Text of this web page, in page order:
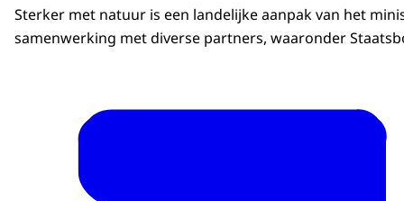
Meer gezonde natuur is goed voor iedereen.
Zorgen wij voor natuur, dan zorgt natuur voor
Sterker met natuur is een landelijke aanpak van het
samenwerking met diverse partners, waaronder